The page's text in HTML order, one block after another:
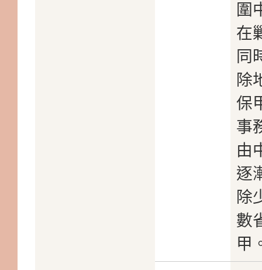
圍
在
同
除
保
事
由
逐
除
數
甲